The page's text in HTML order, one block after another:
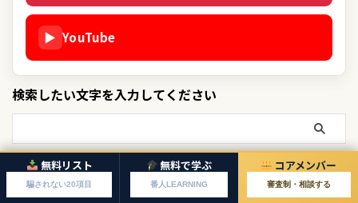
▶ YouTube
検索したい文字を入力してください
テーマから探す
投資詐欺の手口 169
無料リスト
騙されない20項目
無料で学ぶ
番人LEARNING
コアメンバー
審査制・相談する